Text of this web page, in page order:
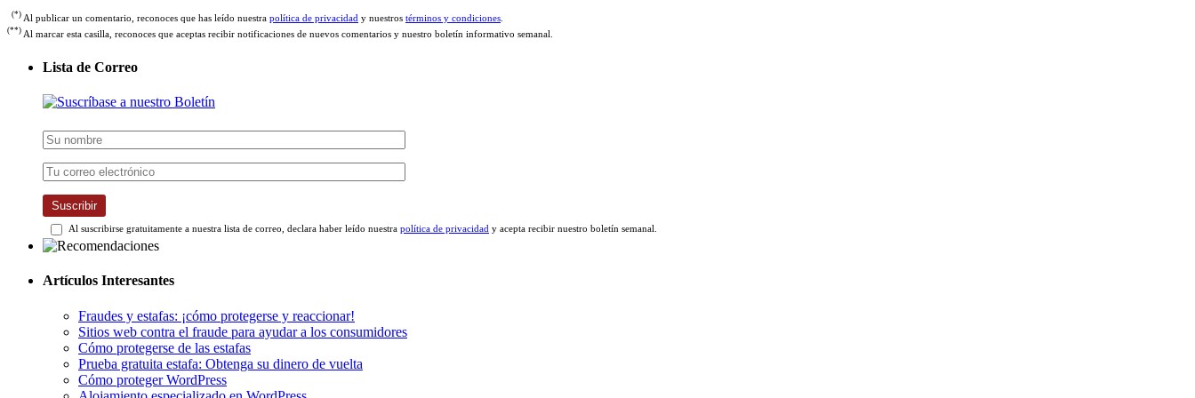
(*) Al publicar un comentario, reconoces que has leído nuestra política de privacidad y nuestros términos y condiciones
(**) Al marcar esta casilla, reconoces que aceptas recibir notificaciones de nuevos comentarios y nuestro boletín informativo semanal.
Lista de Correo
Suscribir
Al suscribirse gratuitamente a nuestra lista de correo, declara haber leído nuestra política de privacidad y acepta recibir nuestro boletín semanal.
Artículos Interesantes
Fraudes y estafas: ¡cómo protegerse y reaccionar!
Sitios web contra el fraude para ayudar a los consumidores
Cómo protegerse de las estafas
Prueba gratuita estafa: Obtenga su dinero de vuelta
Cómo proteger WordPress